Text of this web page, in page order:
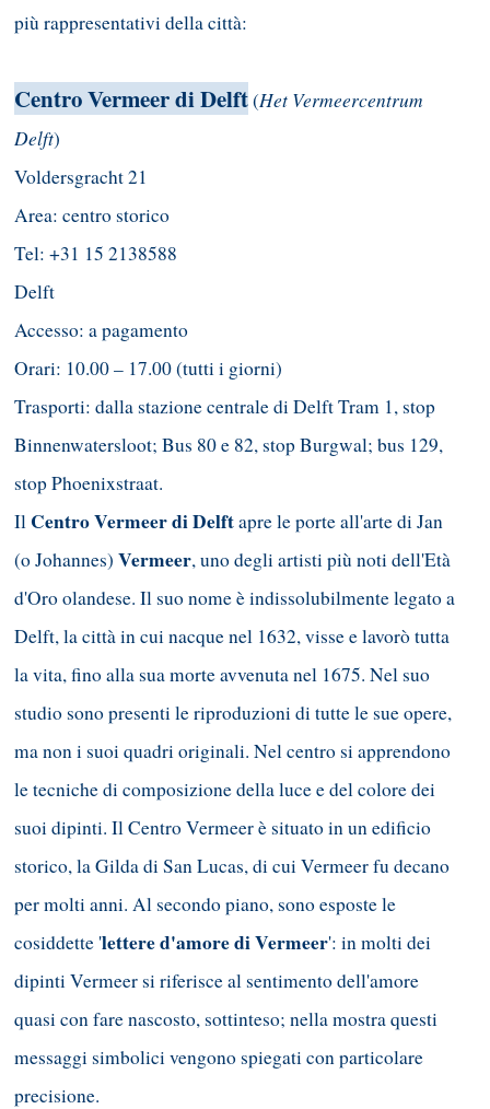
più rappresentativi della città:
Centro Vermeer di Delft(Het Vermeercentrum
Delft)
Voldersgracht 21
Area: centro storico
Tel: +31 15 2138588
Delft
Accesso: a pagamento
Orari: 10.00 – 17.00 (tutti i giorni)
Trasporti: dalla stazione centrale di Delft Tram 1, stop
Binnenwatersloot; Bus 80 e 82, stop Burgwal; bus 129,
stop Phoenixstraat.
Il Centro Vermeer di Delftapre le porte all'arte di Jan
(o Johannes) Vermeer,uno degli artisti più noti dell'Età
d'Oro olandese. Il suo nome è indissolubilmente legato a
Delft, la città in cui nacque nel 1632, visse e lavorò tutta
la vita, fino alla sua morte avvenuta nel 1675. Nel suo
studio sono presenti le riproduzioni di tutte le sue opere,
ma non i suoi quadri originali. Nel centro si apprendono
le tecniche di composizione della luce e del colore dei
suoi dipinti. Il Centro Vermeer è situato in un edificio
storico, la Gilda di San Lucas, di cui Vermeer fu decano
per molti anni. Al secondo piano, sono esposte le
cosiddette 'lettere d'amore di Vermeer': in molti dei
dipinti Vermeer si riferisce al sentimento dell'amore
quasi con fare nascosto, sottinteso; nella mostra questi
messaggi simbolici vengono spiegati con particolare
precisione.